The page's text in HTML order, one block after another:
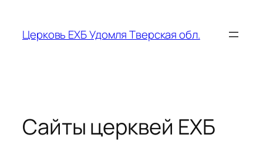
содержимому
Церковь ЕХБ Удомля Тверская обл.
Сайты церквей ЕХБ